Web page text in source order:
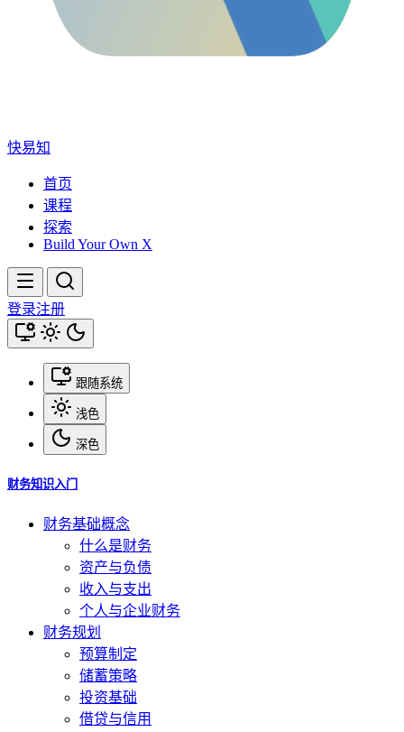
快易知
首页
课程
探索
Build Your Own X
登录注册
跟随系统
浅色
深色
财务知识入门
财务基础概念
什么是财务
资产与负债
收入与支出
个人与企业财务
财务规划
预算制定
储蓄策略
投资基础
借贷与信用